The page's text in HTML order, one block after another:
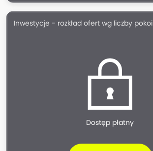
Inwestycje - rozkład ofert wg liczby pokoi
Dostęp płatny